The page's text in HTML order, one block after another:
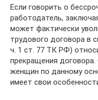
Если говорить о
работодатель,
может фактически
трудового договора в
ч. 1 ст. 77 ТК РФ)
прекращения
женщин по данному
имеет свои